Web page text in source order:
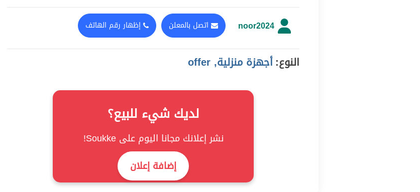
noor2024 اتصل بالمعلن إظهار رقم الهاتف
النوع:أجهزة منزلية, offer
لديك شيء للبيع؟
نشر إعلانك مجانا اليوم على Soukke!
إضافة إعلان